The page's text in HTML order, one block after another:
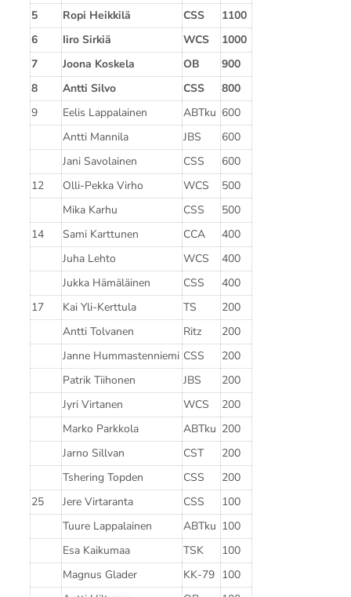
5
Ropi Heikkilä CSS
1100
6
Iiro Sirkiä WCS
1000
7
Joona Koskela OB
900
8
Antti Silvo CSS
800
9
Eelis Lappalainen ABTku 600
Antti Mannila
JBS
600
Jani Savolainen
CSS
600
12
Olli-Pekka Virho WCS
500
Mika Karhu
CSS
500
14
Sami Karttunen CCA
400
Juha Lehto
WCS
400
Jukka Hämäläinen
CSS
400
17
Kai Yli-Kerttula TS
200
Antti Tolvanen
Ritz
200
Janne Hummastenniemi CSS
200
Patrik Tiihonen
JBS
200
Jyri Virtanen
WCS
200
Marko Parkkola
ABTku 200
Jarno Sillvan
CST
200
Tshering Topden
CSS
200
25
Jere Virtaranta CSS
100
Tuure Lappalainen
ABTku 100
Esa Kaikumaa
TSK
100
Magnus Glader
KK-79 100